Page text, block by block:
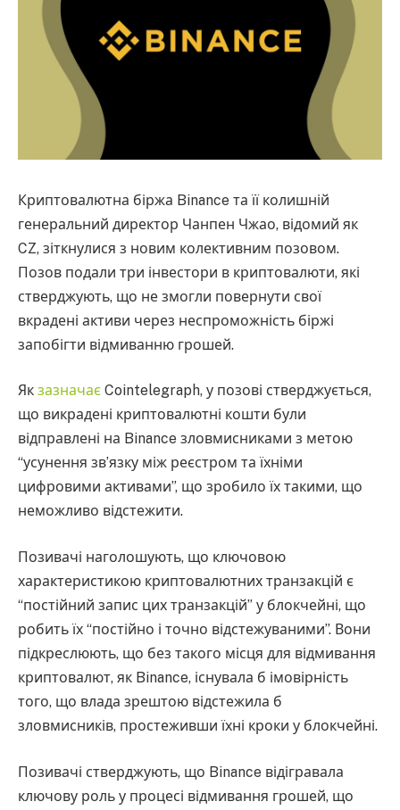
Криптовалютна біржа Binance та її колишній
генеральний директор Чанпен Чжао, відомий як
CZ, зіткнулися з новим колективним позовом.
Позов подали три інвестори в криптовалюти, які
стверджують, що не змогли повернути свої
вкрадені активи через неспроможність біржі
запобігти відмиванню грошей.
Як зазначає Cointelegraph, у позові стверджується,
що викрадені криптовалютні кошти були
відправлені на Binance зловмисниками з метою
“усунення зв’язку між реєстром та їхніми
цифровими активами”, що зробило їх такими, що
неможливо відстежити.
Позивачі наголошують, що ключовою
характеристикою криптовалютних транзакцій є
“постійний запис цих транзакцій” у блокчейні, що
робить їх “постійно і точно відстежуваними”. Вони
підкреслюють, що без такого місця для відмивання
криптовалют, як Binance, існувала б імовірність
того, що влада зрештою відстежила б
зловмисників, простеживши їхні кроки у блокчейні.
Позивачі стверджують, що Binance відігравала
ключову роль у процесі відмивання грошей, що